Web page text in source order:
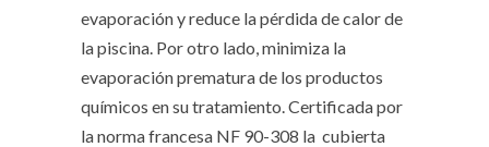
evaporación y reduce la pérdida de calor de
la piscina. Por otro lado, minimiza la
evaporación prematura de los productos
químicos en su tratamiento. Certificada por
la norma francesa NF 90-308 la cubierta